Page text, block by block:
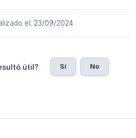
el: 23/09/2024
útil? Sí No